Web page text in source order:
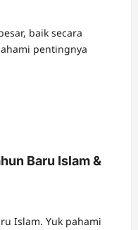
baik secara
pentingnya
Baru Islam &
Islam. Yuk pahami